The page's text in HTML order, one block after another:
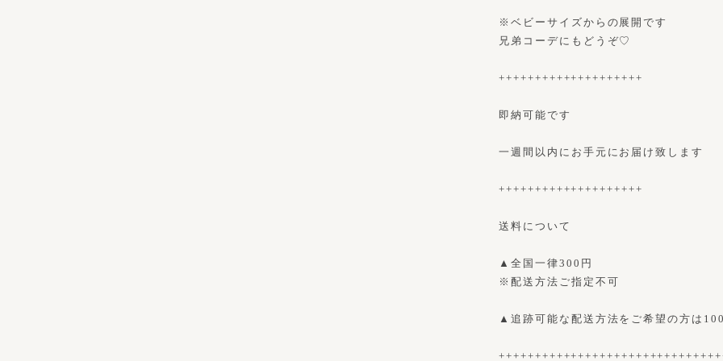
※ベビーサイズからの展開です
兄弟コーデにもどうぞ♡
++++++++++++++++++++
即納可能です
一週間以内にお手元にお届け致します
++++++++++++++++++++
送料について
▲全国一律300円
※配送方法ご指定不可
▲追跡可能な配送方法をご希望の方は